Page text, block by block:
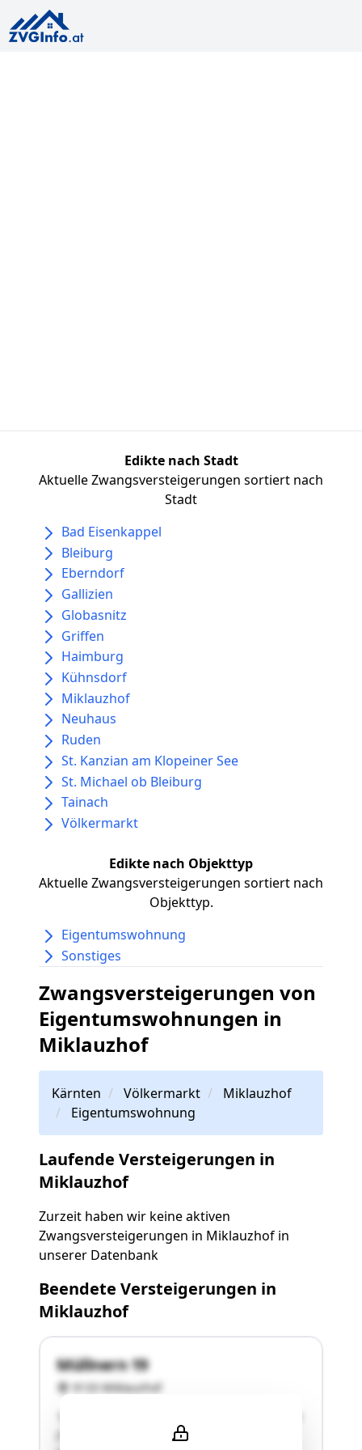
Edikte nach Stadt
Aktuelle Zwangsversteigerungen sortiert nach
Stadt
Bad Eisenkappel
Bleiburg
Eberndorf
Gallizien
Globasnitz
Griffen
Haimburg
Kühnsdorf
Miklauzhof
Neuhaus
Ruden
St. Kanzian am Klopeiner See
St. Michael ob Bleiburg
Tainach
Völkermarkt
Edikte nach Objekttyp
Aktuelle Zwangsversteigerungen sortiert nach
Objekttyp.
Eigentumswohnung
Sonstiges
Zwangsversteigerungen von
Eigentumswohnungen in
Miklauzhof
Kärnten Völkermarkt
Miklauzhof
Eigentumswohnung
Laufende Versteigerungen in
Miklauzhof
Zurzeit haben wir keine aktiven
Zwangsversteigerungen in Miklauzhof in
unserer Datenbank
Beendete Versteigerungen in
Miklauzhof
Müllnern 19
9133 Miklauzhof
(Top 16) befindet sich auf dem polygonalen